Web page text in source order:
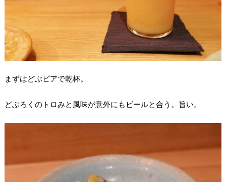
まずはどぶビアで乾杯。
どぶろくのトロみと風味が意外にもビールと合う。旨い。